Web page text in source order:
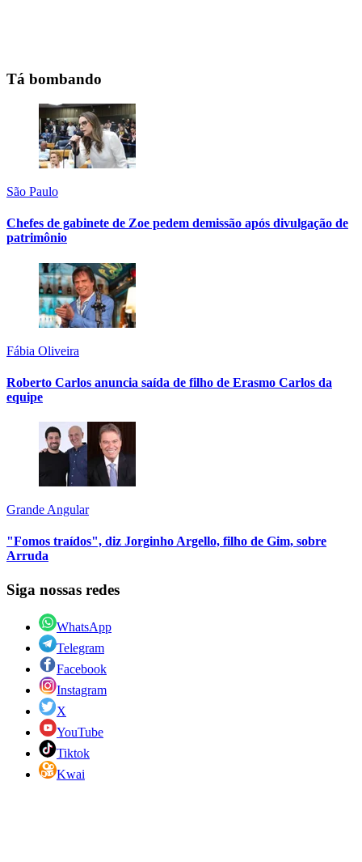
Tá bombando
São Paulo
Chefes de gabinete de Zoe pedem demissão após divulgação de
patrimônio
Fábia Oliveira
Roberto Carlos anuncia saída de filho de Erasmo Carlos da
equipe
Grande Angular
"Fomos traídos", diz Jorginho Argello, filho de Gim, sobre
Arruda
Siga nossas redes
WhatsApp
Telegram
Facebook
Instagram
X
YouTube
Tiktok
Kwai